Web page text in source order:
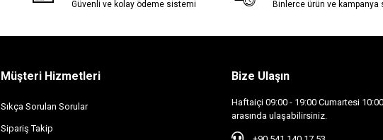
Güvenli ve kolay ödeme sistemi Binlerce ürün ve kampanya
Müşteri Hizmetleri
Sıkça Sorulan Sorular
Sipariş Takip
Bize Ulaşın
Haftaiçi 09:00 - 19:00 Cumartesi
arasında ulaşabilirsiniz.